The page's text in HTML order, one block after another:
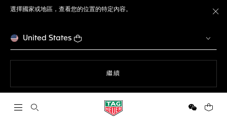
選擇國家或地區，查看您的位置的特定內容。
United States
繼續
開啟搜尋 微信 您的